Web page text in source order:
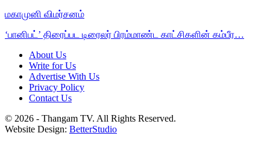
மகாமுனி விமர்சனம்
‘பானிபட்’ திரைப்பட டிரைலர் பிரம்மாண்ட காட்சிகளின் கம்பீர…
About Us
Write for Us
Advertise With Us
Privacy Policy
Contact Us
© 2026 - Thangam TV. All Rights Reserved.
Website Design: BetterStudio